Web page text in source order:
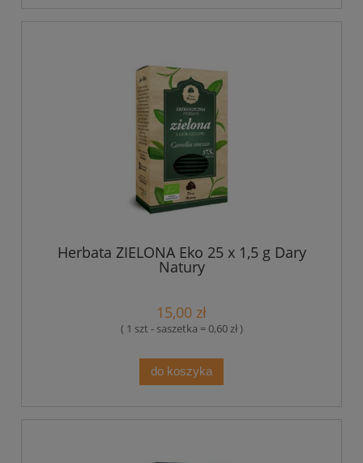
Herbata ZIELONA Eko 25 x 1,5 g Dary
Natury
15,00 zł
( 1 szt - saszetka = 0,60 zł )
do koszyka